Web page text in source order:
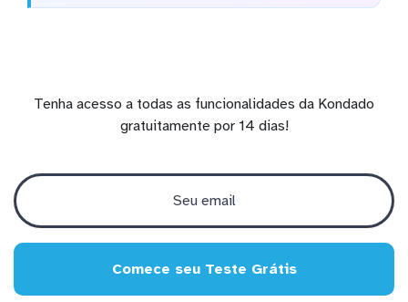
Tenha acesso a todas as funcionalidades da Kondado
gratuitamente por 14 dias!
Comece seu Teste Grátis